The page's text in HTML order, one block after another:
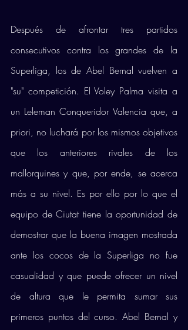
Después de afrontar tres partidos
consecutivos contra los grandes de la
Superliga, los de Abel Bernal vuelven a
"su" competición. El Voley Palma visita a
un Leleman Conqueridor Valencia que, a
priori, no luchará por los mismos objetivos
que los anteriores rivales de los
mallorquines y que, por ende, se acerca
más a su nivel. Es por ello por lo que el
equipo de Ciutat tiene la oportunidad de
demostrar que la buena imagen mostrada
ante los cocos de la Superliga no fue
casualidad y que puede ofrecer un nivel
de altura que le permita sumar sus
primeros puntos del curso. Abel Bernal y